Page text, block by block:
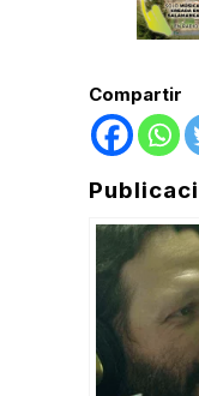
Compartir